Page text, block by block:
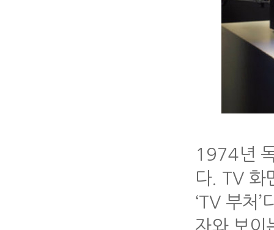
1974년
다. TV 화
‘TV 부처
자와 보이